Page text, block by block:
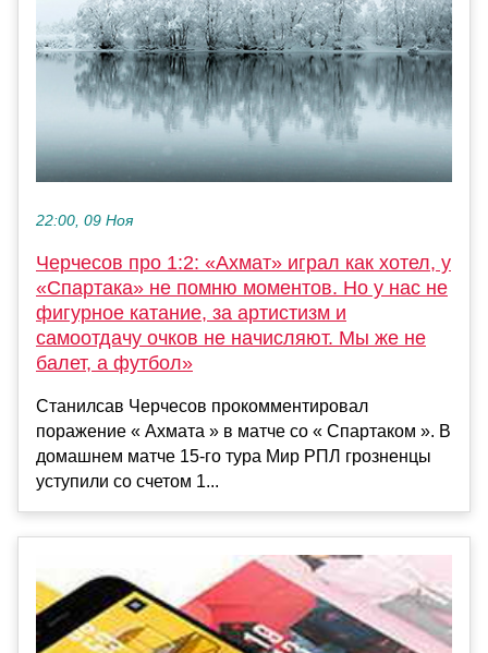
22:00, 09 Ноя
Черчесов про 1:2: «Ахмат» играл как хотел, у
«Спартака» не помню моментов. Но у нас не
фигурное катание, за артистизм и
самоотдачу очков не начисляют. Мы же не
балет, а футбол»
Станилсав Черчесов прокомментировал
поражение « Ахмата » в матче со « Спартаком ». В
домашнем матче 15-го тура Мир РПЛ грозненцы
уступили со счетом 1...